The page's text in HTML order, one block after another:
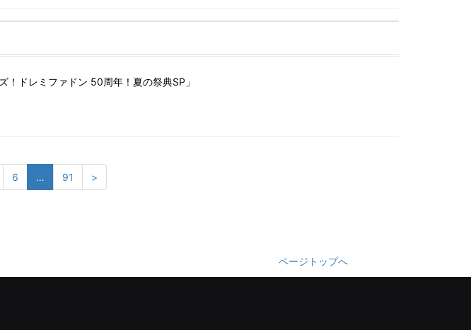
ドレミファドン 50周年！夏の祭典SP」
6 … 91 >
ページトップへ